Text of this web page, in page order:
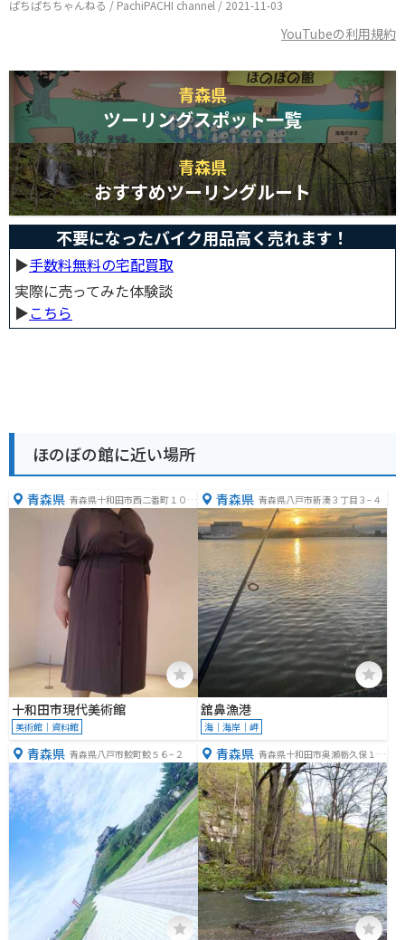
ぱちぱちちゃんねる / PachiPACHI channel / 2021-11-03
YouTubeの利用規約
青森県
ツーリングスポット一覧
青森県
おすすめツーリングルート
不要になったバイク用品高く売れます！
▶︎手数料無料の宅配買取
実際に売ってみた体験談
▶︎こちら
ほのぼの館に近い場所
青森県 青森県十和田市西二番町１０
−９
十和田市現代美術館
美術館｜資料館
青森県 青森県八戸市新湊３丁目３−４
舘鼻漁港
海｜海岸｜岬
青森県 青森県八戸市鮫町鮫５６−２ 青森県 青森県十和田市奥瀬栃久保１８
３